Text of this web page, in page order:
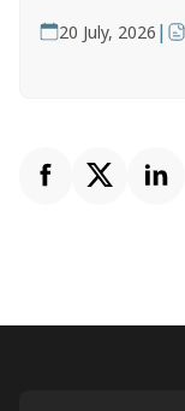
20 July, 2026 |